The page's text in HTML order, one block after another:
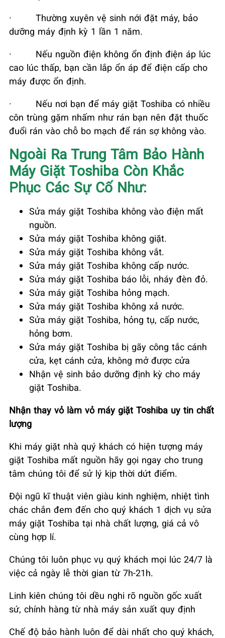
· Thường xuyên vệ sinh nới đặt máy, bảo
dưỡng máy định kỳ 1 lần 1 năm.
· Nếu nguồn điện không ổn định điện áp lúc
cao lúc thấp, bạn cần lắp ổn áp để điện cấp cho
máy được ổn định.
· Nếu nơi bạn để máy giặt Toshiba có nhiều
côn trùng gặm nhấm như rán bạn nên đặt thuốc
đuổi rán vào chỗ bo mạch để rán sợ không vào.
Ngoài Ra Trung Tâm Bảo Hành
Máy Giặt Toshiba Còn Khắc
Phục Các Sự Cố Như:
Sửa máy giặt Toshiba không vào điện mất
nguồn.
Sửa máy giặt Toshiba không giặt.
Sửa máy giặt Toshiba không vắt.
Sửa máy giặt Toshiba không cấp nước.
Sửa máy giặt Toshiba báo lỗi, nháy đèn đỏ.
Sửa máy giặt Toshiba hỏng mạch.
Sửa máy giặt Toshiba không xả nước.
Sửa máy giặt Toshiba, hỏng tụ, cấp nước,
hỏng bơm.
Sửa máy giặt Toshiba bị gãy công tắc cánh
cửa, kẹt cánh cửa, không mở được cửa
Nhận vệ sinh bảo dưỡng định kỳ cho máy
giặt Toshiba.
Nhận thay vỏ làm vỏ máy giặt Toshiba uy tin chất
lượng
Khi máy giặt nhà quý khách có hiện tượng máy
giặt Toshiba mất nguồn hãy gọi ngay cho trung
tâm chúng tôi để sử lý kịp thời dứt điểm.
Đội ngũ kĩ thuật viên giàu kinh nghiệm, nhiệt tình
chác chắn đem đến cho quý khách 1 dịch vụ sửa
máy giặt Toshiba tại nhà chất lượng, giá cả vô
cùng hợp lí.
Chúng tôi luôn phục vụ quý khách mọi lúc 24/7 là
việc cả ngày lễ thời gian từ 7h-21h.
Linh kiên chúng tôi dều nghi rõ nguồn gốc xuất
sứ, chính hàng từ nhà máy sản xuất quy định
Chế độ bảo hành luôn để dài nhất cho quý khách,